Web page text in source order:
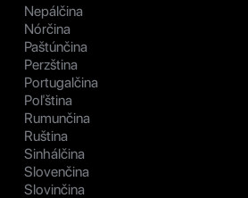
Nepálčina
Nórčina
Paštúnčina
Perzština
Portugalčina
Poľština
Rumunčina
Ruština
Sinhálčina
Slovenčina
Slovinčina